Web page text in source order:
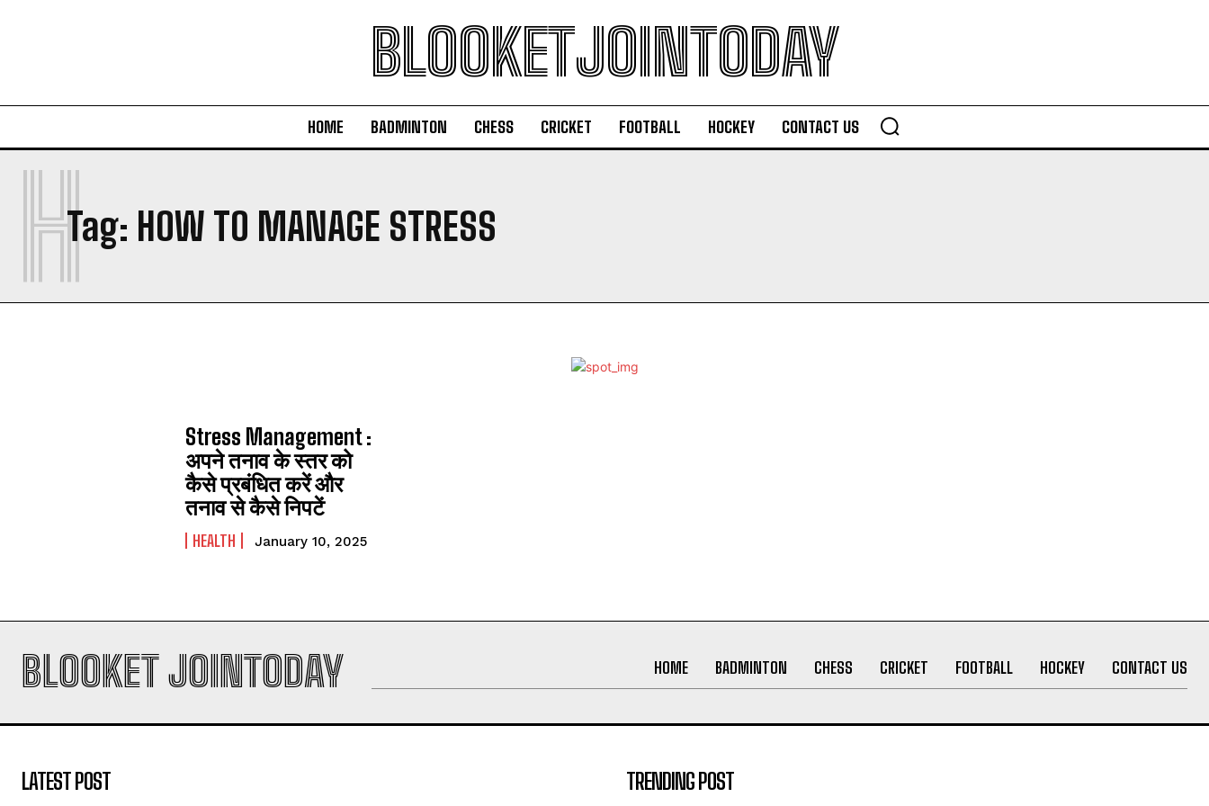
BLOOKETJOINTODAY
HOME BADMINTON CHESS CRICKET FOOTBALL HOCKEY CONTACT US
Tag: HOW TO MANAGE STRESS
H
Stress Management :
अपने तनाव के स्तर को
कैसे प्रबंधित करें और
तनाव से कैसे निपटें
HEALTH January 10, 2025
BLOOKET JOINTODAY HOME BADMINTON CHESS CRICKET FOOTBALL HOCKEY CONTACT US
LATEST POST TRENDING POST